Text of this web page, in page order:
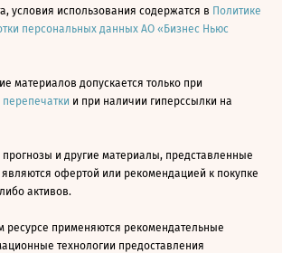
условия использования содержатся в Политике
персональных данных АО «Бизнес Ньюс
материалов допускается только при
и при наличии гиперссылки на
прогнозы и другие материалы, представленные
офертой или рекомендацией к покупке
активов.
применяются рекомендательные
технологии предоставления